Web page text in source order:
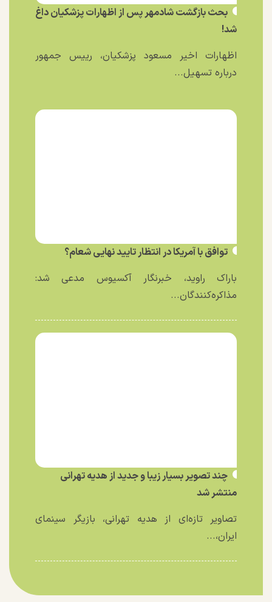
بحث بازگشت شادمهر پس از اظهارات پزشکیان داغ
شد!
اظهارات اخیر مسعود پزشکیان، رییس جمهور
درباره تسهیل...
توافق با آمریکا در انتظار تایید نهایی شعام؟
باراک راوید، خبرنگار آکسیوس مدعی شد:
مذاکره‌کنندگان...
چند تصویر بسیار زیبا و جدید از هدیه تهرانی
منتشر شد
تصاویر تازه‌ای از هدیه تهرانی، بازیگر سینمای
ایران،...